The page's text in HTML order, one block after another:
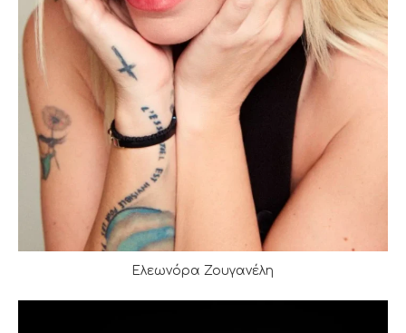
Ελεωνόρα Ζουγανέλη